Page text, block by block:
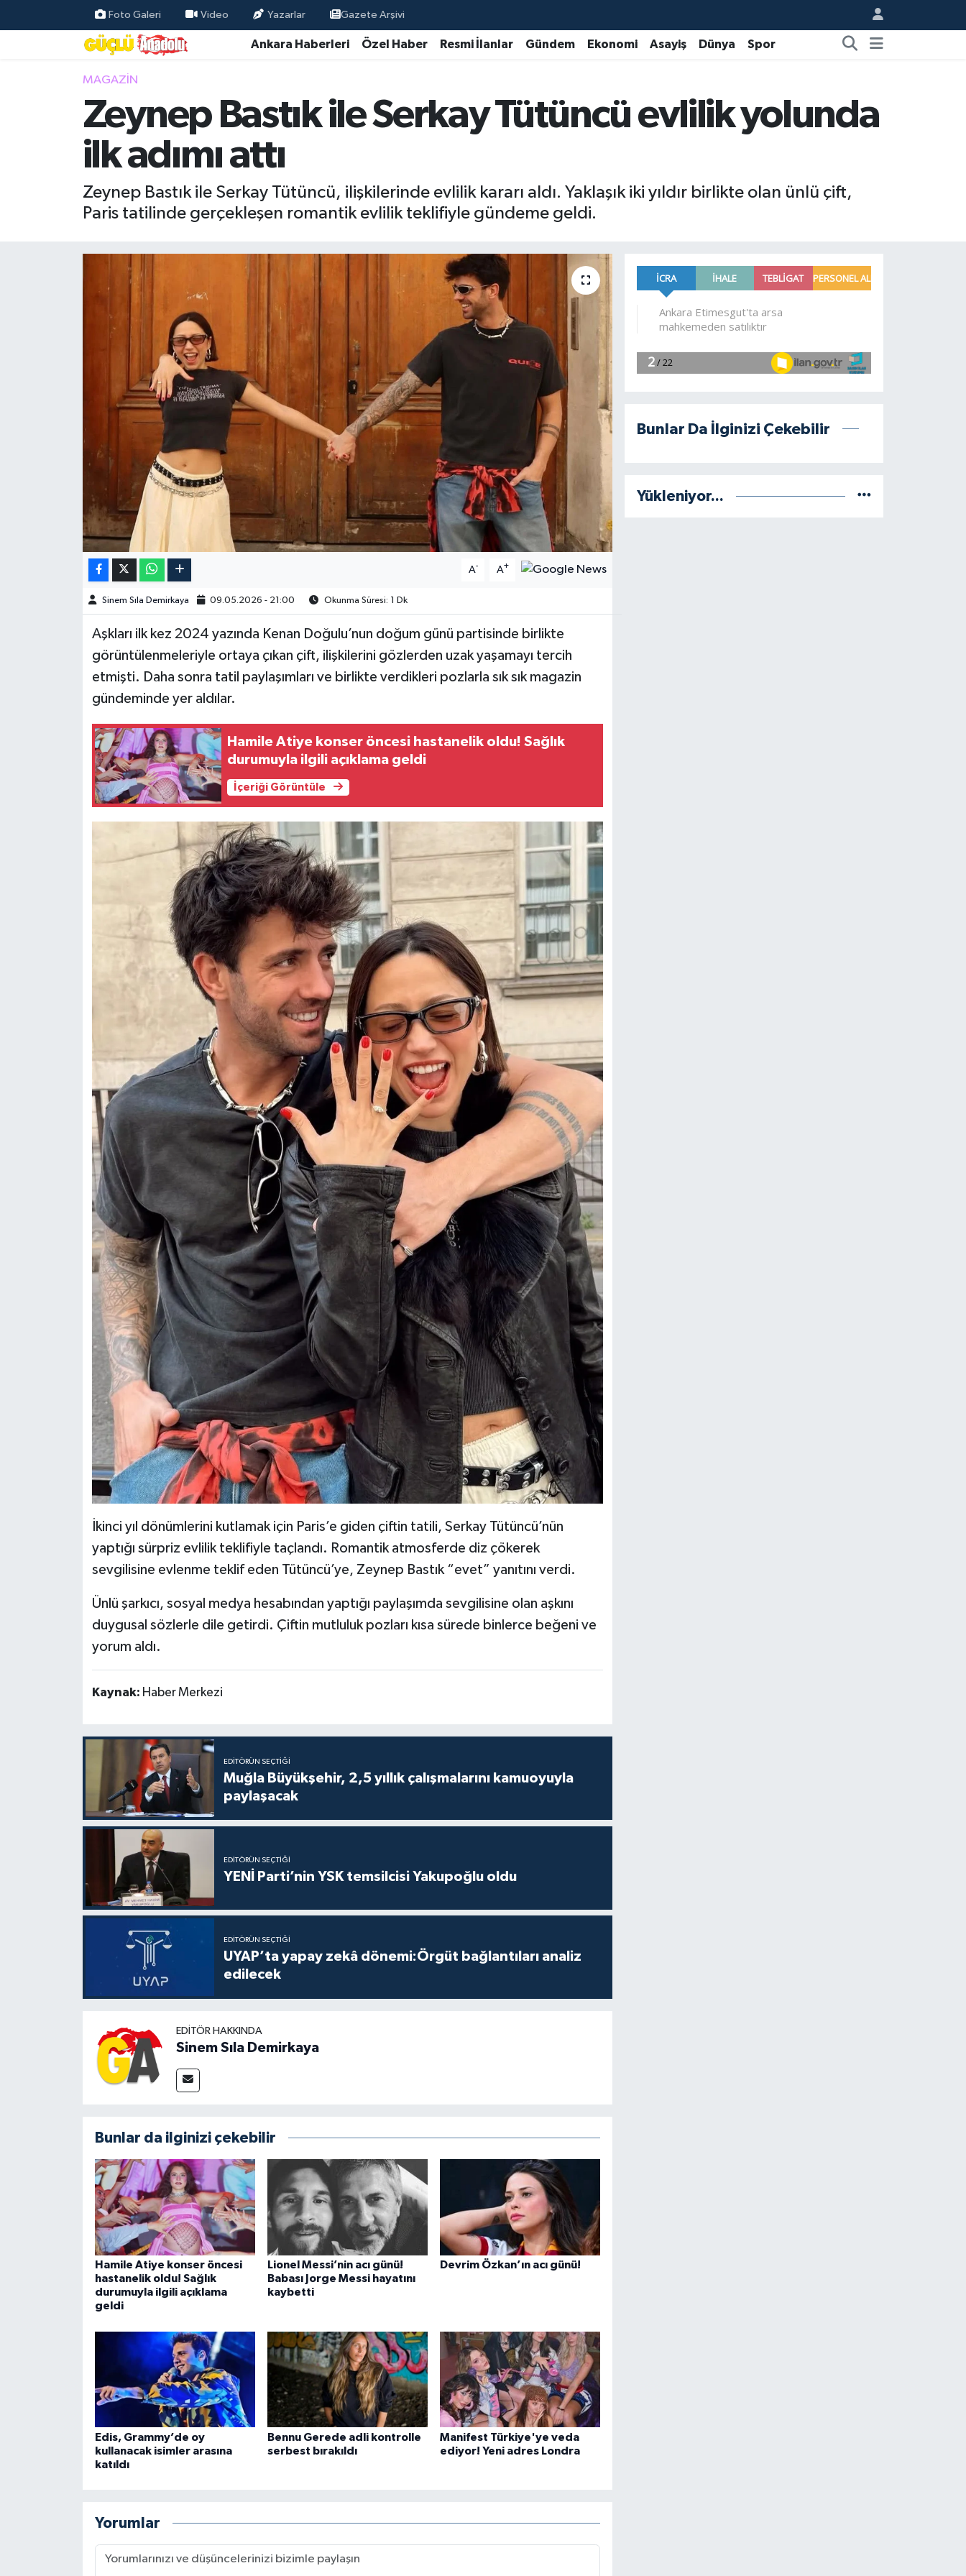
Foto Galeri Video Yazarlar Gazete Arşivi
Ankara Haberleri Özel Haber Resmi İlanlar Gündem Ekonomi Asayiş Dünya Spor
MAGAZIN
Zeynep Bastık ile Serkay Tütüncü evlilik yolunda
ilk adımı attı
Zeynep Bastık ile Serkay Tütüncü, ilişkilerinde evlilik kararı aldı. Yaklaşık iki yıldır birlikte olan ünlü çift,
Paris tatilinde gerçekleşen romantik evlilik teklifiyle gündeme geldi.
A- A+
Sinem Sıla Demirkaya 09.05.2026 - 21:00 Okunma Süresi: 1 Dk
Aşkları ilk kez 2024 yazında Kenan Doğulu’nun doğum günü partisinde birlikte
görüntülenmeleriyle ortaya çıkan çift, ilişkilerini gözlerden uzak yaşamayı tercih
etmişti. Daha sonra tatil paylaşımları ve birlikte verdikleri pozlarla sık sık magazin
gündeminde yer aldılar.
Hamile Atiye konser öncesi hastanelik oldu! Sağlık
durumuyla ilgili açıklama geldi
İçeriği Görüntüle
İkinci yıl dönümlerini kutlamak için Paris’e giden çiftin tatili, Serkay Tütüncü’nün
yaptığı sürpriz evlilik teklifiyle taçlandı. Romantik atmosferde diz çökerek
sevgilisine evlenme teklif eden Tütüncü’ye, Zeynep Bastık “evet” yanıtını verdi.
Ünlü şarkıcı, sosyal medya hesabından yaptığı paylaşımda sevgilisine olan aşkını
duygusal sözlerle dile getirdi. Çiftin mutluluk pozları kısa sürede binlerce beğeni ve
yorum aldı.
Kaynak: Haber Merkezi
EDITÖRÜN SEÇTIĞI
Muğla Büyükşehir, 2,5 yıllık çalışmalarını kamuoyuyla
paylaşacak
EDITÖRÜN SEÇTIĞI
YENİ Parti’nin YSK temsilcisi Yakupoğlu oldu
EDITÖRÜN SEÇTIĞI
UYAP’ta yapay zekâ dönemi:Örgüt bağlantıları analiz
edilecek
EDITÖR HAKKINDA
Sinem Sıla Demirkaya
Bunlar da ilginizi çekebilir
Hamile Atiye konser öncesi
hastanelik oldu! Sağlık
durumuyla ilgili açıklama
geldi
Lionel Messi’nin acı günü!
Babası Jorge Messi hayatını
kaybetti
Devrim Özkan’ın acı günü!
Edis, Grammy’de oy
kullanacak isimler arasına
katıldı
Bennu Gerede adli kontrolle
serbest bırakıldı
Manifest Türkiye'ye veda
ediyor! Yeni adres Londra
Yorumlar
Bunlar Da İlginizi Çekebilir
Yükleniyor...
Özel Haber
Resmi İlanlar
Gündem
Hava Durumu
Kim kimdir?
Kültür Sanat
Televizyon
Yaşam-Çevre